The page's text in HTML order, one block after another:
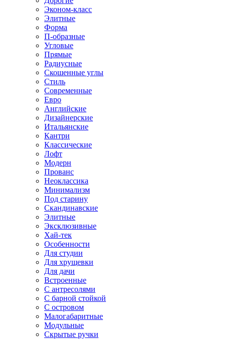
Эконом-класс
Элитные
Форма
П-образные
Угловые
Прямые
Радиусные
Скошенные углы
Стиль
Современные
Евро
Английские
Дизайнерские
Итальянские
Кантри
Классические
Лофт
Модерн
Прованс
Неоклассика
Минимализм
Под старину
Скандинавские
Элитные
Эксклюзивные
Хай-тек
Особенности
Для студии
Для хрущевки
Для дачи
Встроенные
С антресолями
С барной стойкой
С островом
Малогабаритные
Модульные
Скрытые ручки